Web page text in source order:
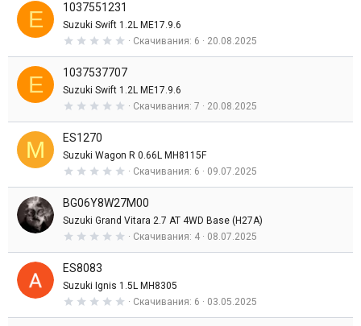
з
в
е
з
д
E 1037551231
Suzuki Swift 1.2L ME17.9.6
0
0
з
в
е
з
Скачивания 6 20.08.2025
E 1037537707
Suzuki Swift 1.2L ME17.9.6
0
з
в
е
з
д
Скачивания 7 20.08.2025
M ES1270
Suzuki Wagon R 0.66L MH8115F
0
0
з
в
е
з
Скачивания 6 09.07.2025
BG06Y8W27M00
Suzuki Grand Vitara 2.7 AT 4WD Base (H27A)
0
з
в
е
з
Скачивания 4 08.07.2025
ES8083
Suzuki Ignis 1.5L MH8305
0 Скачивания 6 03.05.2025